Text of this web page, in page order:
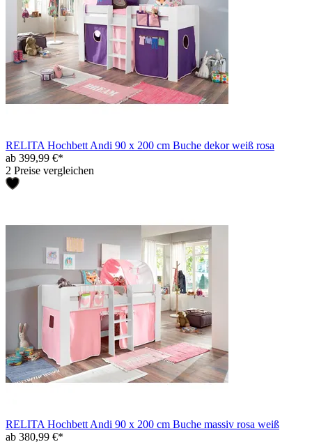
RELITA Hochbett Andi 90 x 200 cm Buche dekor weiß rosa
ab 399,99 €*
2 Preise vergleichen
RELITA Hochbett Andi 90 x 200 cm Buche massiv rosa weiß
ab 380,99 €*